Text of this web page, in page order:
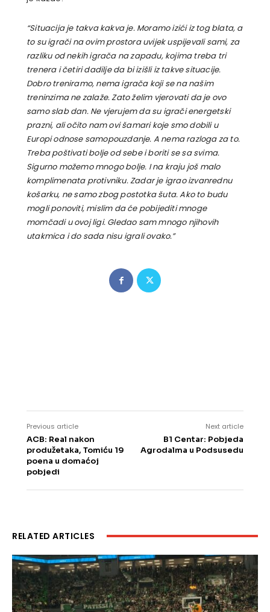
“Situacija je takva kakva je. Moramo izići iz tog blata, a
to su igrači na ovim prostora uvijek uspijevali sami, za
razliku od nekih igrača na zapadu, kojima treba tri
trenera i četiri dadilje da bi izišli iz takve situacije.
Dobro treniramo, nema igrača koji se na našim
treninzima ne zalaže. Zato želim vjerovati da je ovo
samo slab dan. Ne vjerujem da su igrači energetski
prazni, ali očito nam ovi šamari koje smo dobili u
Europi odnose samopouzdanje. A nema razloga za to.
Treba poštivati bolje od sebe i boriti se sa svima.
Sigurno možemo mnogo bolje. I na kraju još malo
komplimenata protivniku. Zadar je igrao izvanrednu
košarku, ne samo zbog postotka šuta. Ako to budu
mogli ponoviti, mislim da će pobijediti mnoge
momčadi u ovoj ligi. Gledao sam mnogo njihovih
utakmica i do sada nisu igrali ovako.”
Previous article
ACB: Real nakon
produžetaka, Tomiću 19
poena u domaćoj
pobjedi
Next article
B1 Centar: Pobjeda
Agrodalma u Podsusedu
RELATED ARTICLES